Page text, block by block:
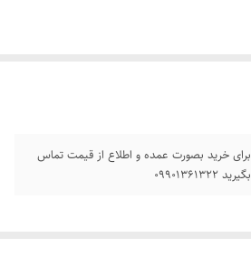
برای خرید بصورت عمده و اطلاع از قیمت تماس
بگیرید 09901361322